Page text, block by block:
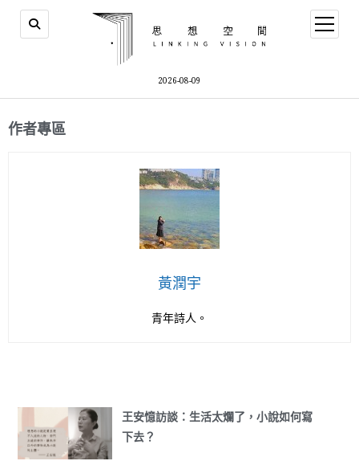
2026-08-09
作者專區
黃潤宇
青年詩人。
王安憶訪談：生活太爛了，小說如何寫
下去？